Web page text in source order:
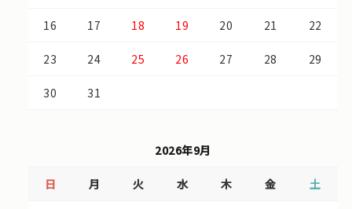
16 17 18 19 20 21 22
23 24 25 26 27 28 29
30 31
2026年9月
日 月 火 水 木 金 土